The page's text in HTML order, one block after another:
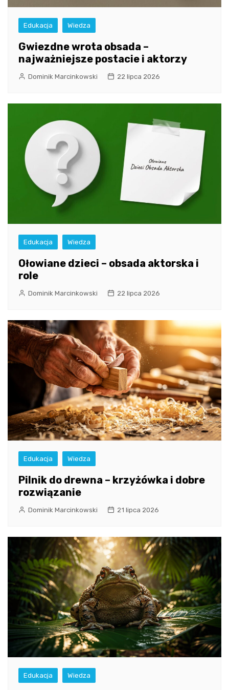
Edukacja Wiedza
Gwiezdne wrota obsada –
najważniejsze postacie i aktorzy
Dominik Marcinkowski 22 lipca 2026
Edukacja Wiedza
Ołowiane dzieci – obsada aktorska i
role
Dominik Marcinkowski 22 lipca 2026
Edukacja Wiedza
Pilnik do drewna – krzyżówka i dobre
rozwiązanie
Dominik Marcinkowski 21 lipca 2026
Edukacja Wiedza